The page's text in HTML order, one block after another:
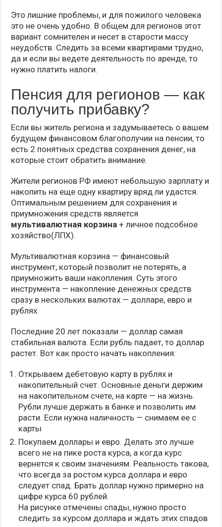
Это лишние проблемы, и для пожилого человека
это не очень удобно. В общем для регионов этот
вариант сомнителен и несет в старости массу
неудобств. Следить за всеми квартирами трудно,
да и если вы ведете деятельность по аренде, то
нужно платить налоги.
Пенсия для регионов — как
получить прибавку?
Если вы житель региона и задумываетесь о вашем
будущем финансовом благополучии на пенсии, то
есть 2 понятных средства сохранения денег, на
которые стоит обратить внимание.
Жители регионов РФ имеют небольшую зарплату и
накопить на еще одну квартиру вряд ли удастся.
Оптимальным решением для сохранения и
приумножения средств является
мультивалютная корзина + личное подсобное
хозяйство(ЛПХ).
Мультивалютная корзина — финансовый
инструмент, который позволит не потерять, а
приумножить ваши накопления. Суть этого
инструмента — накопление денежных средств
сразу в нескольких валютах — долларе, евро и
рублях.
Последние 20 лет показали — доллар самая
стабильная валюта. Если рубль падает, то доллар
растет. Вот как просто начать накопления:
Открываем дебетовую карту в рублях и
накопительный счет. Основные деньги держим
на накопительном счете, на карте — на жизнь.
Рубли лучше держать в банке и позволить им
расти. Если нужна наличность — снимаем ее с
карты
Покупаем доллары и евро. Делать это лучше
всего не на пике роста курса, а когда курс
вернется к своим значениям. Реальность такова,
что всегда за ростом курса доллара и евро
следует спад. Брать доллар нужно примерно на
цифре курса 60 рублей.
На рисунке отмечены спады, нужно просто
следить за курсом доллара и ждать этих спадов